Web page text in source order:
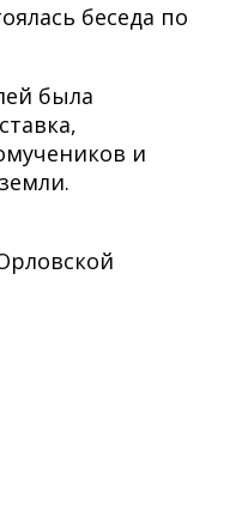
беседа по
была
и